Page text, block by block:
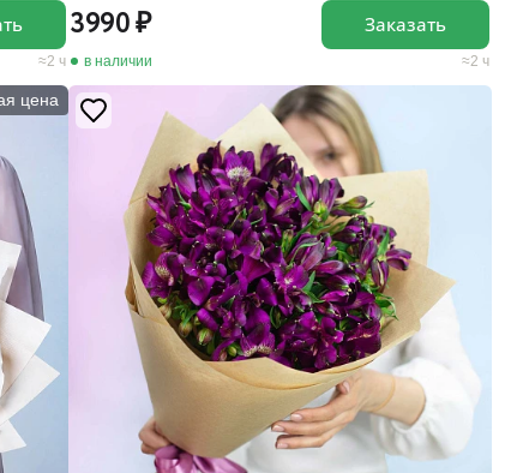
2 ч
3990
в наличии 2 ч
Заказать
цена